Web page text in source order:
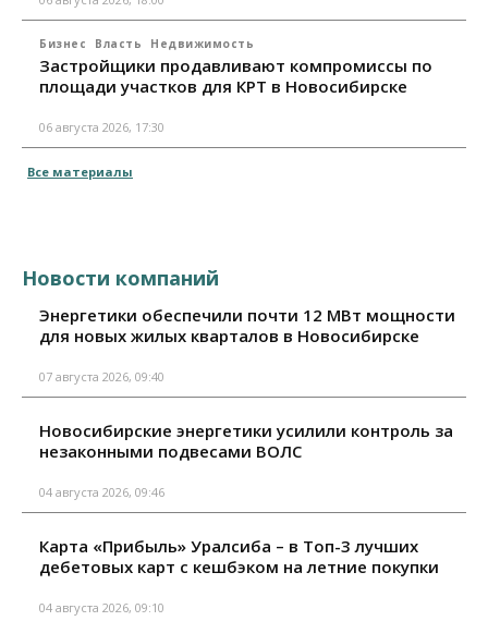
Бизнес Власть Недвижимость
Застройщики продавливают компромиссы по
площади участков для КРТ в Новосибирске
06 августа 2026, 17:30
Все материалы
Новости компаний
Энергетики обеспечили почти 12 МВт мощности
для новых жилых кварталов в Новосибирске
07 августа 2026, 09:40
Новосибирские энергетики усилили контроль за
незаконными подвесами ВОЛС
04 августа 2026, 09:46
Карта «Прибыль» Уралсиба – в Топ-3 лучших
дебетовых карт с кешбэком на летние покупки
04 августа 2026, 09:10